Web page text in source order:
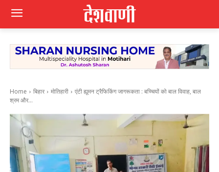
Home बिहार मोतिहारी
एंटी ह्यूमन ट्रैफिकिंग जागरूकता : बच्चियों को बाल विवाह, बाल
श्रम और...